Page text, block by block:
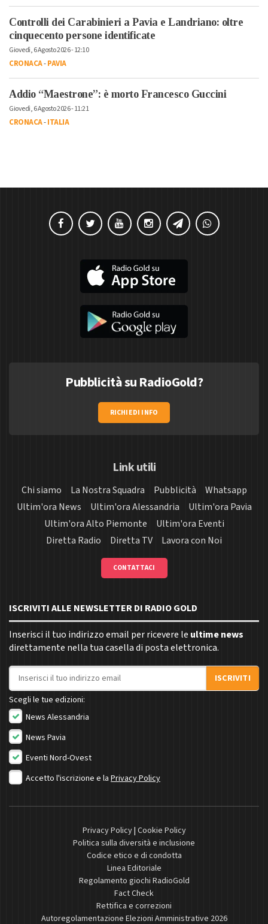
Controlli dei Carabinieri a Pavia e Landriano: oltre
cinquecento persone identificate
Giovedì, 6 Agosto 2026 - 12:10
CRONACA-PAVIA
Addio “Maestrone”: è morto Francesco Guccini
Giovedì, 6 Agosto 2026 - 11:21
CRONACA-ITALIA
Pubblicità su RadioGold?
RICHIEDI INFO
Link utili
Chi siamo La Nostra Squadra Pubblicità
Whatsapp
Ultim'ora News
Ultim'ora Alessandria
Ultim'ora Pavia
Ultim'ora Alto Piemonte
Ultim'ora Eventi
Diretta Radio
Diretta TV Lavora con Noi
CONTATTACI
ISCRIVITI ALLE NEWSLETTER DI RADIO GOLD
Inserisci il tuo indirizzo email per ricevere le ultime news
direttamente nella tua casella di posta elettronica.
Indirizzo email
ISCRIVITI
Scegli le tue edizioni:
News Alessandria
News Pavia
Eventi Nord-Ovest
Accetto l'iscrizione e la Privacy Policy
Privacy Policy| Cookie Policy
Politica sulla diversità e inclusione
Codice etico e di condotta
Linea Editoriale
Regolamento giochi RadioGold
Fact Check
Rettifica e correzioni
Autoregolamentazione Elezioni Amministrative 2026